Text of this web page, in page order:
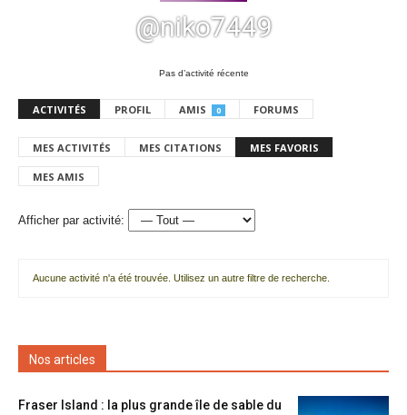
@niko7449
Pas d’activité récente
ACTIVITÉS PROFIL AMIS 0 FORUMS
MES ACTIVITÉS MES CITATIONS MES FAVORIS
MES AMIS
Afficher par activité:
Aucune activité n'a été trouvée. Utilisez un autre filtre de recherche.
Nos articles
Fraser Island : la plus grande île de sable du